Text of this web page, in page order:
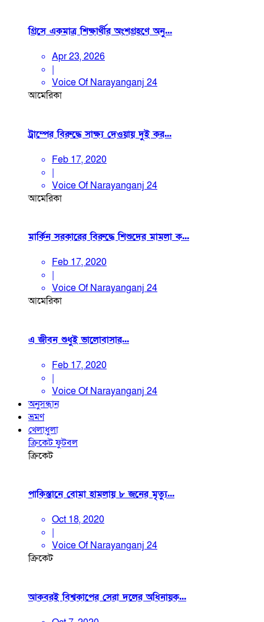
গ্রিসে একমাত্র শিক্ষার্থীর অংশগ্রহণে অনু...
Apr 23, 2026
|
Voice Of Narayanganj 24
আমেরিকা
ট্রাম্পের বিরুদ্ধে সাক্ষ্য দেওয়ায় দুই কর...
Feb 17, 2020
|
Voice Of Narayanganj 24
আমেরিকা
মার্কিন সরকারের বিরুদ্ধে শিশুদের মামলা ক...
Feb 17, 2020
|
Voice Of Narayanganj 24
আমেরিকা
এ জীবন শুধুই ভালোবাসার...
Feb 17, 2020
|
Voice Of Narayanganj 24
অনুসন্ধান
ভ্রমণ
খেলাধুলা
ক্রিকেটফুটবল
ক্রিকেট
পাকিস্তানে বোমা হামলায় ৮ জনের মৃত্যু...
Oct 18, 2020
|
Voice Of Narayanganj 24
ক্রিকেট
আকবরই বিশ্বকাপের সেরা দলের অধিনায়ক...